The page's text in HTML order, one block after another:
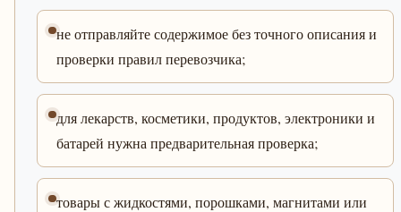
не отправляйте содержимое без точного описания и
проверки правил перевозчика;
для лекарств, косметики, продуктов, электроники и
батарей нужна предварительная проверка;
товары с жидкостями, порошками, магнитами или